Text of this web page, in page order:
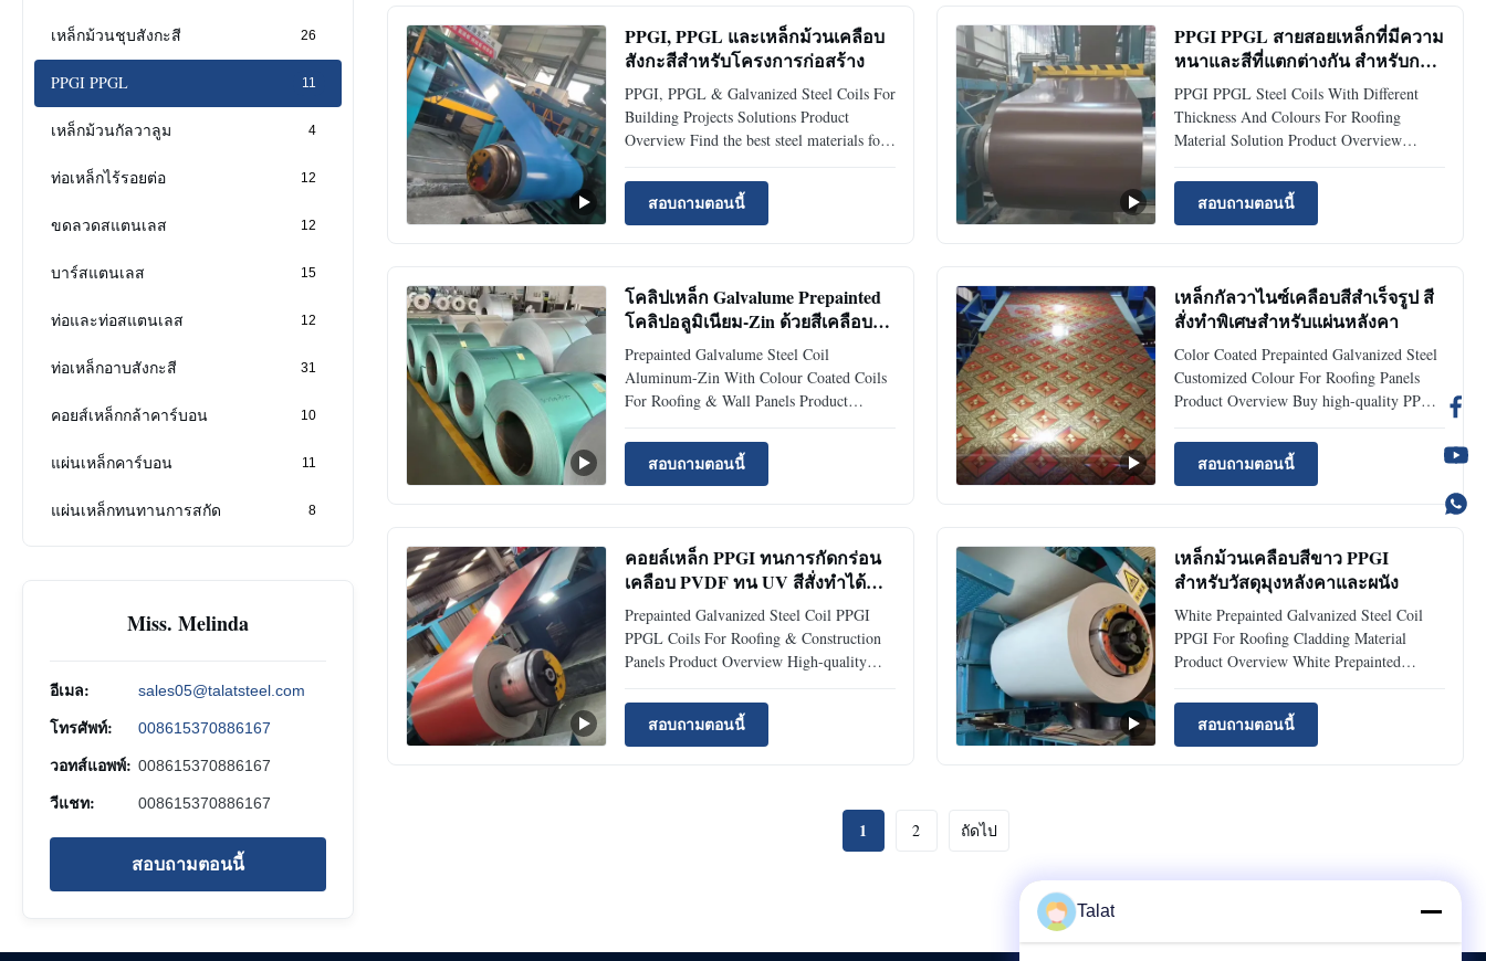
เหล็กม้วนชุบสังกะสี 26
PPGI PPGL 11
เหล็กม้วนกัลวาลูม 4
ท่อเหล็กไร้รอยต่อ 12
ขดลวดสแตนเลส 12
บาร์สแตนเลส 15
ท่อและท่อสแตนเลส 12
ท่อเหล็กอาบสังกะสี 31
คอยส์เหล็กกล้าคาร์บอน 10
แผ่นเหล็กคาร์บอน 11
แผ่นเหล็กทนทานการสกัด 8
Miss. Melinda
อีเมล: sales05@talatsteel.com
โทรศัพท์: 008615370886167
วอทส์แอพพ์: 008615370886167
วีแชท: 008615370886167
สอบถามตอนนี้
PPGI, PPGL และเหล็กม้วนเคลือบ
สังกะสีสำหรับโครงการก่อสร้าง
PPGI, PPGL & Galvanized Steel Coils For
Building Projects Solutions Product
Overview Find the best steel materials for
PPGL, and GI for durability, corrosion
resistance, and cost efficiency. Custom
supply available. Selecting the right steel
สอบถามตอนนี้
PPGI PPGL สายสอยเหล็กที่มีความ
หนาและสีที่แตกต่างกัน สําหรับการ
แก้ไขวัสดุหลังคา
PPGI PPGL Steel Coils With Different
Thickness And Colours For Roofing
Material Solution Product Overview
Right Material (PPGI, PPGL, GI)
Choosing the right roofing material is
critical for long-term durability, cost
สอบถามตอนนี้
โคลิปเหล็ก Galvalume Prepainted
โคลิปอลูมิเนียม-Zin ด้วยสีเคลือบโค
ลิปสําหรับหลังคาและแผ่นผนัง
Prepainted Galvalume Steel Coil
Aluminum-Zin With Colour Coated Coils
For Roofing & Wall Panels Product
Galvalume Steel Coil) is a high-
performance coated steel product
manufactured by applying organic coatings
สอบถามตอนนี้
เหล็กกัลวาไนซ์เคลือบสีสำเร็จรูป สี
สั่งทำพิเศษสำหรับแผ่นหลังคา
Color Coated Prepainted Galvanized Steel
Customized Colour For Roofing Panels
Product Overview Buy high-quality PPGI
and appliances. Durable color coating,
strong corrosion resistance, and custom
specifications. Fast delivery from factory.
สอบถามตอนนี้
คอยล์เหล็ก PPGI ทนการกัดกร่อน
เคลือบ PVDF ทน UV สีสั่งทำได้
สำหรับหลังคา
Prepainted Galvanized Steel Coil PPGI
PPGL Coils For Roofing & Construction
Panels Product Overview High-quality
resistance and color durability. Ideal for
roofing, wall panels, and appliances.
Custom sizes & colors available. Factory
สอบถามตอนนี้
เหล็กม้วนเคลือบสีขาว PPGI
สำหรับวัสดุมุงหลังคาและผนัง
White Prepainted Galvanized Steel Coil
PPGI For Roofing Cladding Material
Product Overview White Prepainted
by coating high-quality galvanized steel
substrate with durable organic paint
through advanced continuous coating lines.
สอบถามตอนนี้
1 2 ถัดไป
Talat